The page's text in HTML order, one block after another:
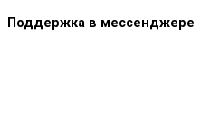
Поддержка в мессенджере